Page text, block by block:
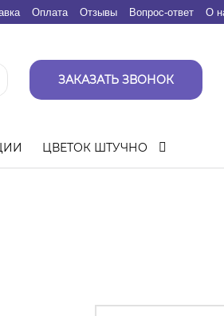
Оплата Отзывы Вопрос-ответ О
ЗАКАЗАТЬ ЗВОНОК
ЦВЕТОК ШТУЧНО